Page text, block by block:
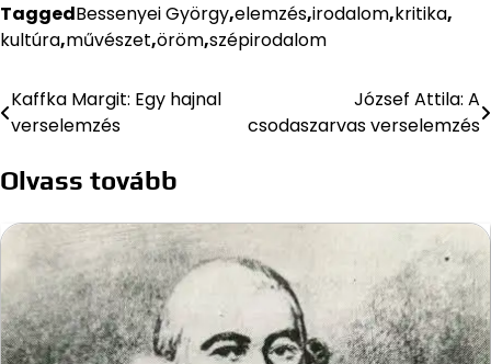
TaggedBessenyei György,elemzés,irodalom,kritika,
kultúra,művészet,öröm,szépirodalom
Bejegyzés
Kaffka Margit: Egy hajnal
verselemzés
József Attila: A
csodaszarvas verselemzés
Olvass tovább